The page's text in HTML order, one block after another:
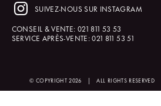
SUIVEZ-NOUS SUR INSTAGRAM
CONSEIL & VENTE: 021 811 53 53
SERVICE APRÈS-VENTE:021 811 53 51
© COPYRIGHT 2026 | ALL RIGHTS RESERVED